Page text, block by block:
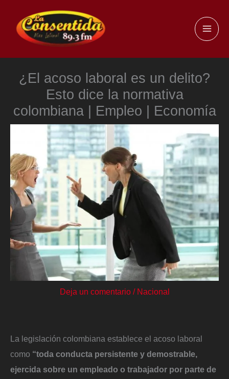
contenido
¿El acoso laboral es un delito?
Esto dice la normativa
colombiana | Empleo | Economía
Deja un comentario / Nacional
La legislación colombiana establece el acoso laboral
como “toda conducta persistente y demostrable,
ejercida sobre un empleado o trabajador por parte de